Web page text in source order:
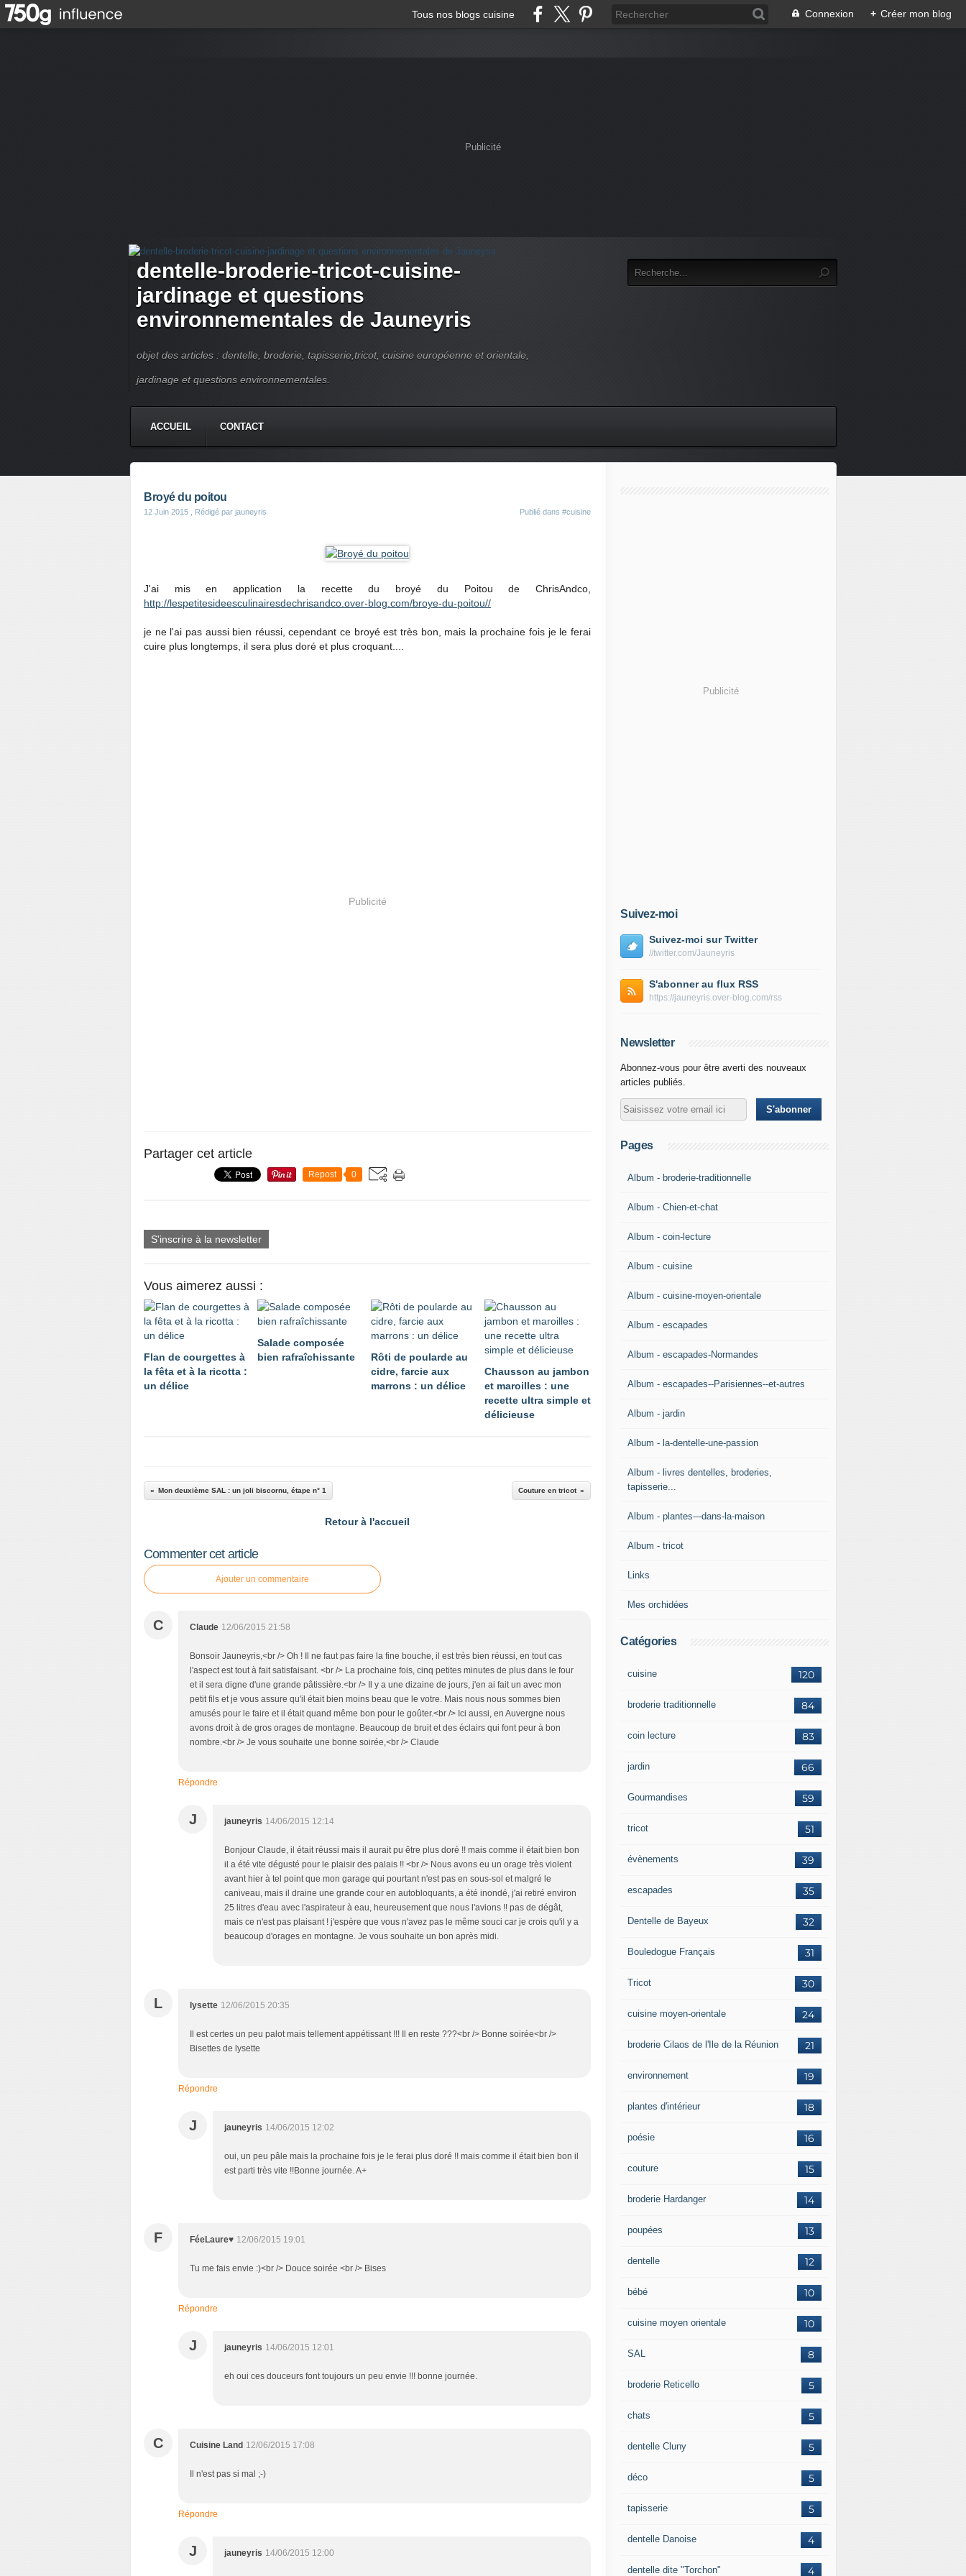
Tous nos blogs cuisine Connexion + Créer mon blog
Publicité
dentelle-broderie-tricot-cuisine-
jardinage et questions
environnementales de Jauneyris
objet des articles : dentelle, broderie, tapisserie,tricot, cuisine européenne et orientale,
jardinage et questions environnementales.
ACCUEIL CONTACT
Broyé du poitou
12 Juin 2015 , Rédigé par jauneyris Publié dans #cuisine
J'ai mis en application la recette du broyé du Poitou de ChrisAndco,
http://lespetitesideesculinairesdechrisandco.over-blog.com/broye-du-poitou//
je ne l'ai pas aussi bien réussi, cependant ce broyé est très bon, mais la prochaine fois je le ferai
cuire plus longtemps, il sera plus doré et plus croquant....
Publicité
Partager cet article
Repost 0
S'inscrire à la newsletter
Vous aimerez aussi :
Flan de courgettes à
la fêta et à la ricotta :
un délice
Salade composée
bien rafraîchissante
Rôti de poularde au
cidre, farcie aux
marrons : un délice
Chausson au jambon
et maroilles : une
recette ultra simple et
délicieuse
Mon deuxième SAL : un joli biscornu, étape n° 1 Couture en tricot
Retour à l'accueil
Commenter cet article
Ajouter un commentaire
C Claude 12/06/2015 21:58
Bonsoir Jauneyris,<br /> Oh ! Il ne faut pas faire la fine bouche, il est très bien réussi, en tout cas
l'aspect est tout à fait satisfaisant. <br /> La prochaine fois, cinq petites minutes de plus dans le four
et il sera digne d'une grande pâtissière.<br /> Il y a une dizaine de jours, j'en ai fait un avec mon
petit fils et je vous assure qu'il était bien moins beau que le votre. Mais nous nous sommes bien
amusés pour le faire et il était quand même bon pour le goûter.<br /> Ici aussi, en Auvergne nous
avons droit à de gros orages de montagne. Beaucoup de bruit et des éclairs qui font peur à bon
nombre.<br /> Je vous souhaite une bonne soirée,<br /> Claude
Répondre
J jauneyris 14/06/2015 12:14
Bonjour Claude, il était réussi mais il aurait pu être plus doré !! mais comme il était bien bon
il a été vite dégusté pour le plaisir des palais !! <br /> Nous avons eu un orage très violent
avant hier à tel point que mon garage qui pourtant n'est pas en sous-sol et malgré le
caniveau, mais il draine une grande cour en autobloquants, a été inondé, j'ai retiré environ
25 litres d'eau avec l'aspirateur à eau, heureusement que nous l'avions !! pas de dégât,
mais ce n'est pas plaisant ! j'espère que vous n'avez pas le même souci car je crois qu'il y a
beaucoup d'orages en montagne. Je vous souhaite un bon après midi.
L lysette 12/06/2015 20:35
Il est certes un peu palot mais tellement appétissant !!! Il en reste ???<br /> Bonne soirée<br />
Bisettes de lysette
Répondre
J jauneyris 14/06/2015 12:02
oui, un peu pâle mais la prochaine fois je le ferai plus doré !! mais comme il était bien bon il
est parti très vite !!Bonne journée. A+
F FéeLaure♥ 12/06/2015 19:01
Tu me fais envie :)<br /> Douce soirée <br /> Bises
Répondre
J jauneyris 14/06/2015 12:01
eh oui ces douceurs font toujours un peu envie !!! bonne journée.
C Cuisine Land 12/06/2015 17:08
Il n'est pas si mal ;-)
Répondre
J jauneyris 14/06/2015 12:00
Publicité
Suivez-moi
Suivez-moi sur Twitter
//twitter.com/Jauneyris
S'abonner au flux RSS
https://jauneyris.over-blog.com/rss
Newsletter
Abonnez-vous pour être averti des nouveaux
articles publiés.
Pages
Album - broderie-traditionnelle
Album - Chien-et-chat
Album - coin-lecture
Album - cuisine
Album - cuisine-moyen-orientale
Album - escapades
Album - escapades-Normandes
Album - escapades--Parisiennes--et-autres
Album - jardin
Album - la-dentelle-une-passion
Album - livres dentelles, broderies,
tapisserie...
Album - plantes---dans-la-maison
Album - tricot
Links
Mes orchidées
Catégories
120
cuisine
84
broderie traditionnelle
83
coin lecture
66
jardin
59
Gourmandises
51
tricot
39
évènements
35
escapades
32
Dentelle de Bayeux
31
Bouledogue Français
30
Tricot
24
cuisine moyen-orientale
21
broderie Cilaos de l'Ile de la Réunion
19
environnement
18
plantes d'intérieur
16
poésie
15
couture
14
broderie Hardanger
13
poupées
12
dentelle
10
bébé
10
cuisine moyen orientale
8
SAL
5
broderie Reticello
5
chats
5
dentelle Cluny
5
déco
5
tapisserie
4
dentelle Danoise
4
dentelle dite "Torchon"